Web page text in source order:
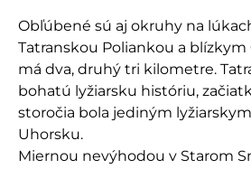
Obľúbené sú aj okruhy na
Tatranskou Poliankou a blízkym
má dva, druhý tri kilometre.
bohatú lyžiarsku históriu,
storočia bola jediným
Uhorsku.
Miernou nevýhodou v Starom